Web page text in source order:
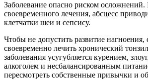
Заболевание опасно риском осложнений.
своевременного лечения, абсцесс
клетчатки шеи и сепсису.
Чтобы не допустить развитие нагноения,
своевременно лечить хронический
заболевания усугубляется курением,
алкоголем и несбалансированным
пересмотреть собственные привычки и